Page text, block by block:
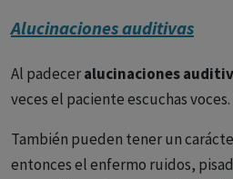
Alucinaciones auditivas
Al padeceralucinaciones
veces el paciente escuchas
También pueden tener un
entonces el enfermo ruidos,